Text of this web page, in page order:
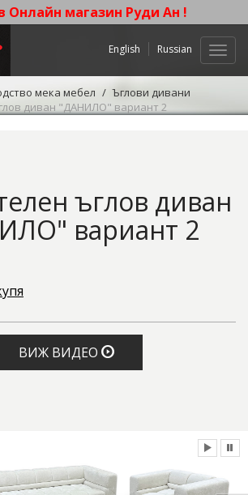
Онлайн магазин Руди Ан !
English Russian
мека мебел
Ъглови дивани
диван "ДАНИЛО" вариант 2
ъглов диван
вариант 2
ВИЖ ВИДЕО